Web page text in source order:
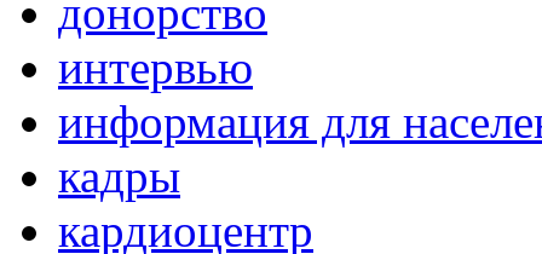
донорство
интервью
информация для
кадры
кардиоцентр